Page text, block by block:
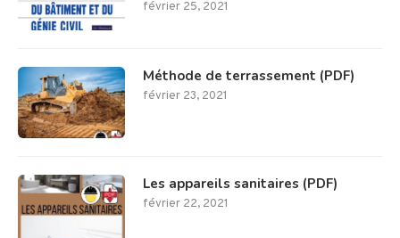
février 25, 2021
Méthode de terrassement (PDF)
février 23, 2021
Les appareils sanitaires (PDF)
février 22, 2021